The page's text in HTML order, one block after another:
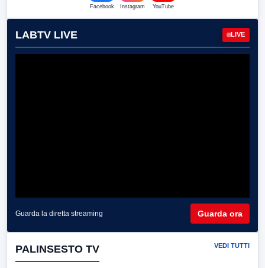
Facebook Instagram YouTube
LABTV LIVE LIVE
Guarda la diretta streaming Guarda ora
PALINSESTO TV VEDI TUTTI